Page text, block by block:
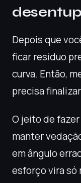
Depois que
ficar resíduo
curva. Então,
precisa
O jeito de
manter
em ângulo
esforço vira só